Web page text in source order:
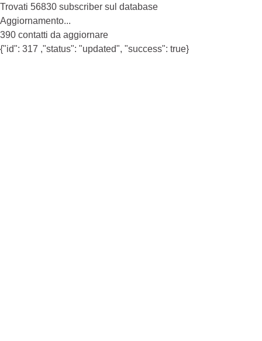
Trovati 56830 subscriber sul database
Aggiornamento...
390 contatti da aggiornare
{"id": 317 ,"status": "updated", "success": true}